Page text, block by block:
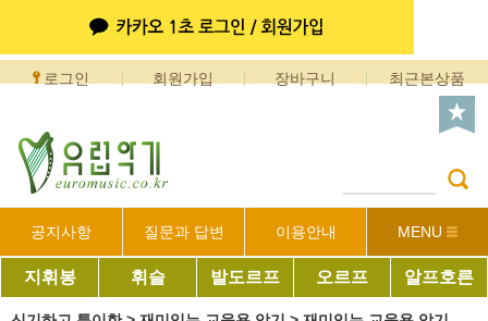
로그인 회원가입 장바구니 최근본상품
공지사항 질문과 답변 이용안내 MENU
지휘봉 휘슬 발도르프 오르프 알프호른